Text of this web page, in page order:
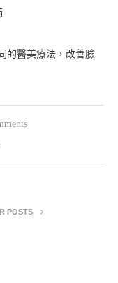
的醫美療法，改善臉
POSTS